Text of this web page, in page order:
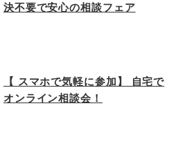
決不要で安心の相談フェア
【 スマホで気軽に参加】 自宅で
オンライン相談会！